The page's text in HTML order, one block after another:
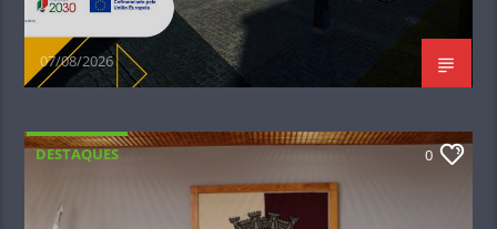
07/08/2026
DESTAQUES 0